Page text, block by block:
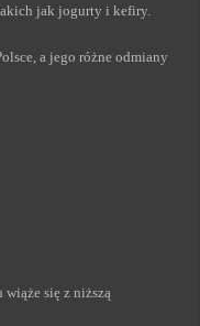
jak jogurty i kefiry.
a jego różne odmiany
wiąże się z niższą